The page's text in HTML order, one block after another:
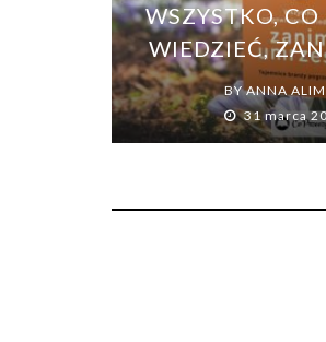
WSZYSTKO,
WIEDZIEĆ,
BYANNA
31 marca